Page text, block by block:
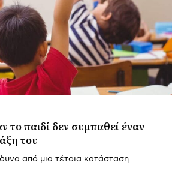
το παιδί δεν συμπαθεί έναν
του
από μια τέτοια κατάσταση